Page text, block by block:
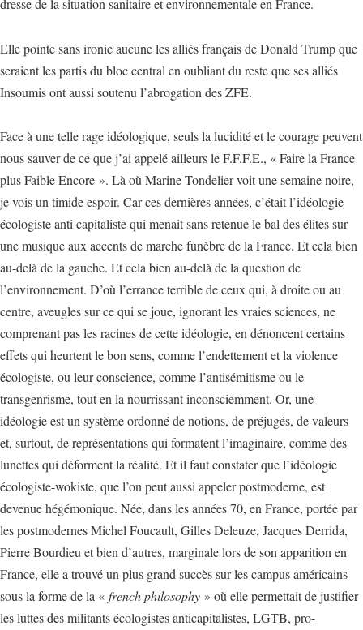
dresse de la situation sanitaire et environnementale en France.
Elle pointe sans ironie aucune les alliés français de Donald Trump que
seraient les partis du bloc central en oubliant du reste que ses alliés
Insoumis ont aussi soutenu l’abrogation des ZFE.
Face à une telle rage idéologique, seuls la lucidité et le courage peuvent
nous sauver de ce que j’ai appelé ailleurs le F.F.F.E., « Faire la France
plus Faible Encore ». Là où Marine Tondelier voit une semaine noire,
je vois un timide espoir. Car ces dernières années, c’était l’idéologie
écologiste anti capitaliste qui menait sans retenue le bal des élites sur
une musique aux accents de marche funèbre de la France. Et cela bien
au-delà de la gauche. Et cela bien au-delà de la question de
l’environnement. D’où l’errance terrible de ceux qui, à droite ou au
centre, aveugles sur ce qui se joue, ignorant les vraies sciences, ne
comprenant pas les racines de cette idéologie, en dénoncent certains
effets qui heurtent le bon sens, comme l’endettement et la violence
écologiste, ou leur conscience, comme l’antisémitisme ou le
transgenrisme, tout en la nourrissant inconsciemment. Or, une
idéologie est un système ordonné de notions, de préjugés, de valeurs
et, surtout, de représentations qui formatent l’imaginaire, comme des
lunettes qui déforment la réalité. Et il faut constater que l’idéologie
écologiste-wokiste, que l’on peut aussi appeler postmoderne, est
devenue hégémonique. Née, dans les années 70, en France, portée par
les postmodernes Michel Foucault, Gilles Deleuze, Jacques Derrida,
Pierre Bourdieu et bien d’autres, marginale lors de son apparition en
France, elle a trouvé un plus grand succès sur les campus américains
sous la forme de la « french philosophy » où elle permettait de justifier
les luttes des militants écologistes anticapitalistes, LGTB, pro-